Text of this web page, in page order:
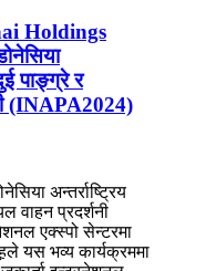
Holdings
पाङ्ग्रे र
(INAPA2024)
अन्तर्राष्ट्रिय
वाहन प्रदर्शनी
एक्स्पो सेन्टरमा
यस भव्य कार्यक्रममा